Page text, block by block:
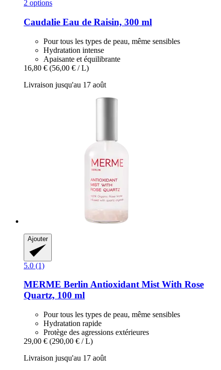
2 options
Caudalie Eau de Raisin, 300 ml
Pour tous les types de peau, même sensibles
Hydratation intense
Apaisante et équilibrante
16,80 € (56,00 € / L)
Livraison jusqu'au 17 août
Ajouter
5.0 (1)
MERME BerlinAntioxidant Mist With Rose
Quartz, 100 ml
Pour tous les types de peau, même sensibles
Hydratation rapide
Protège des agressions extérieures
29,00 € (290,00 € / L)
Livraison jusqu'au 17 août